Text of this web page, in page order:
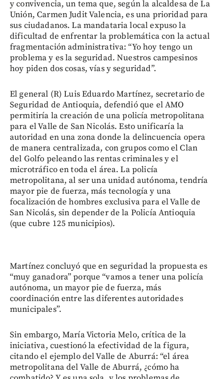
y convivencia, un tema que, según la alcaldesa de La
Unión, Carmen Judit Valencia, es una prioridad para
sus ciudadanos. La mandataria local expuso la
dificultad de enfrentar la problemática con la actual
fragmentación administrativa: “Yo hoy tengo un
problema y es la seguridad. Nuestros campesinos
hoy piden dos cosas, vías y seguridad”.
El general (R) Luis Eduardo Martínez, secretario de
Seguridad de Antioquia, defendió que el AMO
permitiría la creación de una policía metropolitana
para el Valle de San Nicolás. Esto unificaría la
autoridad en una zona donde la delincuencia opera
de manera centralizada, con grupos como el Clan
del Golfo peleando las rentas criminales y el
microtráfico en toda el área. La policía
metropolitana, al ser una unidad autónoma, tendría
mayor pie de fuerza, más tecnología y una
focalización de hombres exclusiva para el Valle de
San Nicolás, sin depender de la Policía Antioquia
(que cubre 125 municipios).
Martínez concluyó que en seguridad la propuesta es
“muy ganadora” porque “vamos a tener una policía
autónoma, un mayor pie de fuerza, más
coordinación entre las diferentes autoridades
municipales”.
Sin embargo, María Victoria Melo, crítica de la
iniciativa, cuestionó la efectividad de la figura,
citando el ejemplo del Valle de Aburrá: “el área
metropolitana del Valle de Aburrá, ¿cómo ha